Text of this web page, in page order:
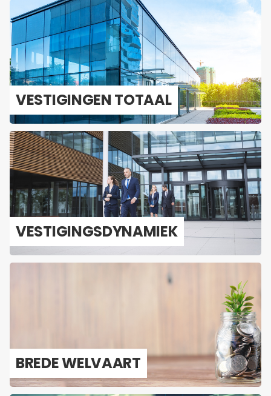
VES­TI­GIN­GEN TO­TAAL
VES­TI­GINGS­DY­NA­MIEK
BREDE WEL­VAART